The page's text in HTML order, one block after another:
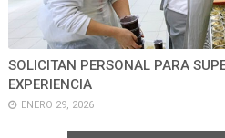
SOLICITAN PERSONAL PARA
EXPERIENCIA
ENERO 29, 2026